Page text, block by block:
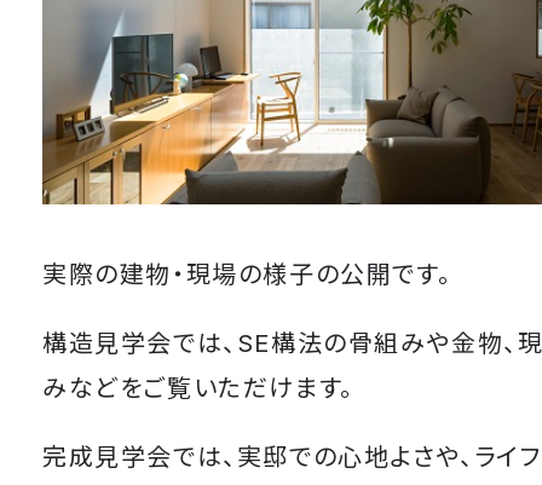
実際の建物・現場の様子の公開です。
構造見学会では、SE構法の骨組みや金物、
みなどをご覧いただけます。
完成見学会では、実邸での心地よさや、ライ